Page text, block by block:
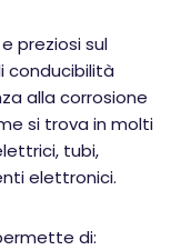
preziosi sul
conducibilità
alla corrosione
si trova in molti
tubi,
elettronici.
di: